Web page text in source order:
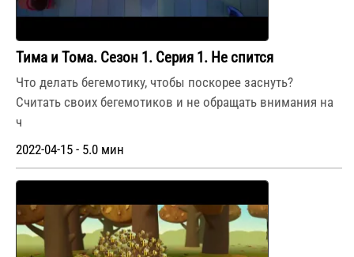
Тима и Тома. Сезон 1. Серия 1. Не спится
Что делать бегемотику, чтобы поскорее заснуть?
Считать своих бегемотиков и не обращать внимания на
ч
2022-04-15 - 5.0 мин